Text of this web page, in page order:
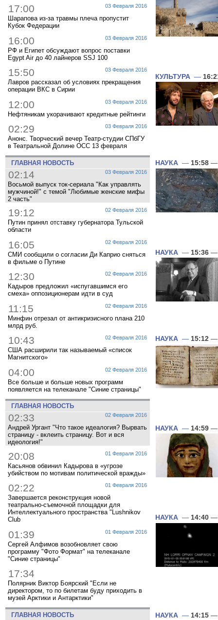
03 Февраля 2016
17:00
Шарапова из-за травмы плеча пропустит
Кубок Федерации
03 Февраля 2016
16:00
РФ и Египет обсуждают вопрос поставки
Egypt Air до 40 лайнеров SSJ 100
03 Февраля 2016
15:50
Лавров рассказал об условиях прекращения
операции ВКС в Сирии
03 Февраля 2016
12:00
Нефтяникам укорачивают кредитные рейтинги
03 Февраля 2016
02:29
Анонс. Творческий вечер Театр-студии СПбГУ
в Театральной Долине ОСС 13 февраля
ГЛАВНАЯ НОВОСТЬ
03 Февраля 2016
02:14
Восьмой выпуск ток-сериала "Как управлять
мужчиной!" с темой "Любимые женские мифы
2 часть"
02 Февраля 2016
19:12
Путин принял отставку губернатора Тульской
области
02 Февраля 2016
16:05
СМИ сообщили о согласии Ди Каприо сняться
в фильме о Путине
02 Февраля 2016
12:30
Кадыров предложил «испугавшимся его
смеха» оппозиционерам идти в суд
02 Февраля 2016
11:15
Минфин отрезал от антикризисного плана 210
млрд руб.
02 Февраля 2016
10:43
США расширили так называемый «список
Магнитского»
02 Февраля 2016
04:00
Все больше и больше новых программ
появляется на телеканале "Синие страницы"
ГЛАВНАЯ НОВОСТЬ
02 Февраля 2016
02:33
Андрей Ургант "Что такое идеалогия? Вырвать
страницу - вклеить страницу. Вот и вся
идеология!"
01 Февраля 2016
20:08
Касьянов обвинил Кадырова в «угрозе
убийством по мотивам политической вражды»
01 Февраля 2016
02:22
Завершается реконструкция новой
театрально-съемочной площадки для
Интеллектуального пространства "Lushnikov
Club
01 Февраля 2016
01:39
Сергей Алфимов возобновляет свою
программу "Фото Формат" на телеканале
"Синие страницы"
17:34
Полярник Виктор Боярский "Если не
директором, то по билетам буду приходить в
музей Арктики и Антарктики"
ГЛАВНАЯ НОВОСТЬ
КУЛЬТУРА —
НАУКА — 15:58 —
НАУКА — 15:36 —
НАУКА — 15:12 —
НАУКА — 14:59 —
НАУКА — 14:40 —
НАУКА — 14:15 —